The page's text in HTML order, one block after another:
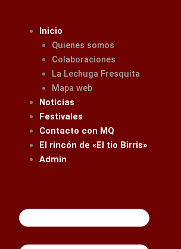
Inicio
Quienes somos
Colaboraciones
La Lechuga Fresquita
Mapa web
Noticias
Festivales
Contacto con MQ
El rincón de «El tio Birris»
Admin